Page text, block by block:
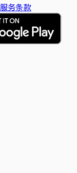
服务条款